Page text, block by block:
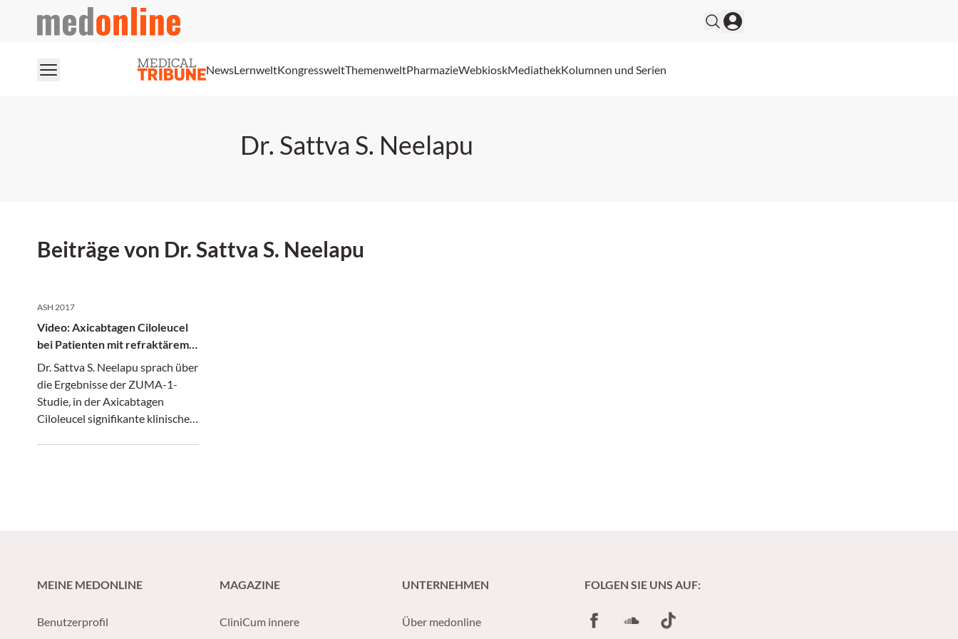
medonline
NewsLernweltKongressweltThemenweltPharmazieWebkioskMediathekKolumnen und Serien
Dr. Sattva S. Neelapu
Beiträge von Dr. Sattva S. Neelapu
ASH 2017
Video: Axicabtagen Ciloleucel
bei Patienten mit refraktärem
aggressiven NHL (ZUMA-1)
Dr. Sattva S. Neelapu sprach über
die Ergebnisse der ZUMA-1-
Studie, in der Axicabtagen
Ciloleucel signifikante klinische
MEINE MEDONLINE
Benutzerprofil
MAGAZINE
CliniCum innere
UNTERNEHMEN
Über medonline
FOLGEN SIE UNS AUF:
FacebookSoundCloud
TikTok